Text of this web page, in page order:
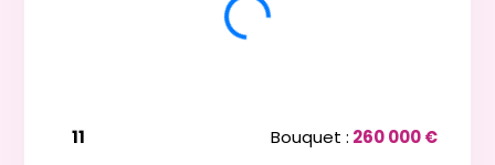
11 Bouquet : 260 000 €